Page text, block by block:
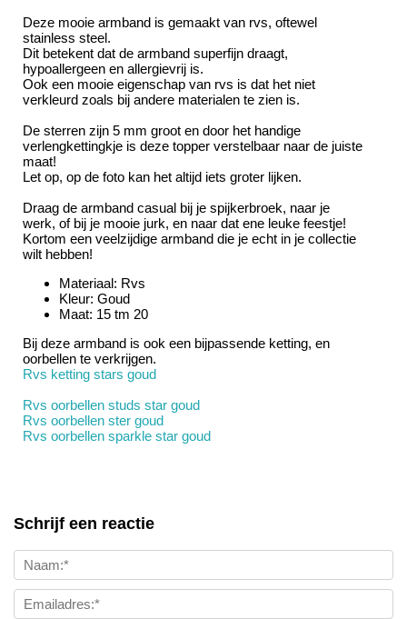
Deze mooie armband is gemaakt van rvs, oftewel
stainless steel.
Dit betekent dat de armband superfijn draagt,
hypoallergeen en allergievrij is.
Ook een mooie eigenschap van rvs is dat het niet
verkleurd zoals bij andere materialen te zien is.
De sterren zijn 5 mm groot en door het handige
verlengkettingkje is deze topper verstelbaar naar de juiste
maat!
Let op, op de foto kan het altijd iets groter lijken.
Draag de armband casual bij je spijkerbroek, naar je
werk, of bij je mooie jurk, en naar dat ene leuke feestje!
Kortom een veelzijdige armband die je echt in je collectie
wilt hebben!
Materiaal: Rvs
Kleur: Goud
Maat: 15 tm 20
Bij deze armband is ook een bijpassende ketting, en
oorbellen te verkrijgen.
Rvs ketting stars goud
Rvs oorbellen studs star goud
Rvs oorbellen ster goud
Rvs oorbellen sparkle star goud
Schrijf een reactie